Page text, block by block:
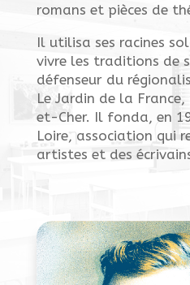
romans et pièces de
Il utilisa ses racines
vivre les traditions de
défenseur du
Le Jardin de la
et-Cher. Il fonda, en
Loire, association qui
artistes et des